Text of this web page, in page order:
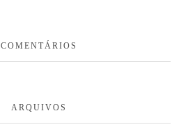
COMENTÁRIOS
ARQUIVOS